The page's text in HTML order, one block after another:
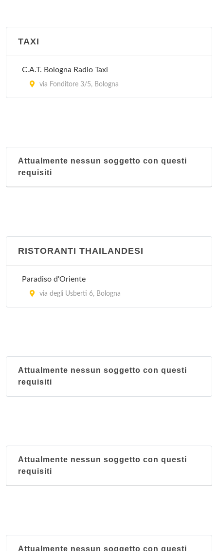
via Gorizia 16, Bologna
TAXI
C.A.T. Bologna Radio Taxi
via Fonditore 3/5, Bologna
Attualmente nessun soggetto con questi
requisiti
RISTORANTI THAILANDESI
Paradiso d'Oriente
via degli Usberti 6, Bologna
Attualmente nessun soggetto con questi
requisiti
Attualmente nessun soggetto con questi
requisiti
Attualmente nessun soggetto con questi